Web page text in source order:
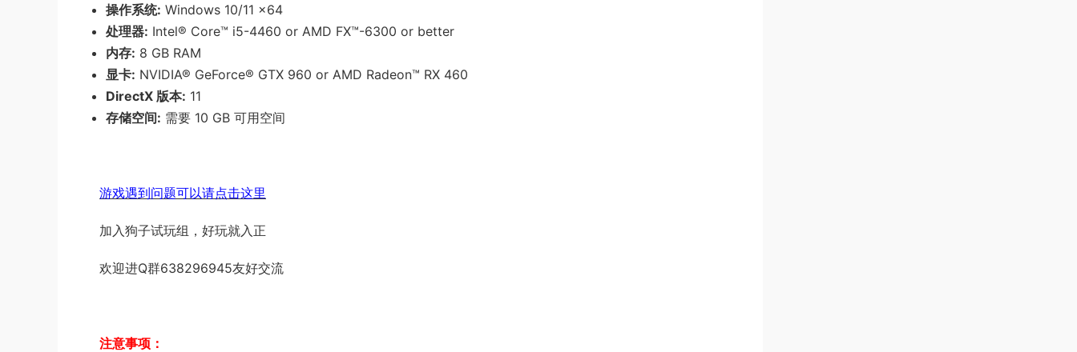
操作系统: Windows 10/11 x64
处理器: Intel® Core™ i5-4460 or AMD FX™-6300 or better
内存: 8 GB RAM
显卡: NVIDIA® GeForce® GTX 960 or AMD Radeon™ RX 460
DirectX 版本: 11
存储空间: 需要 10 GB 可用空间
游戏遇到问题可以请点击这里
加入狗子试玩组，好玩就入正
欢迎进Q群638296945友好交流
注意事项：